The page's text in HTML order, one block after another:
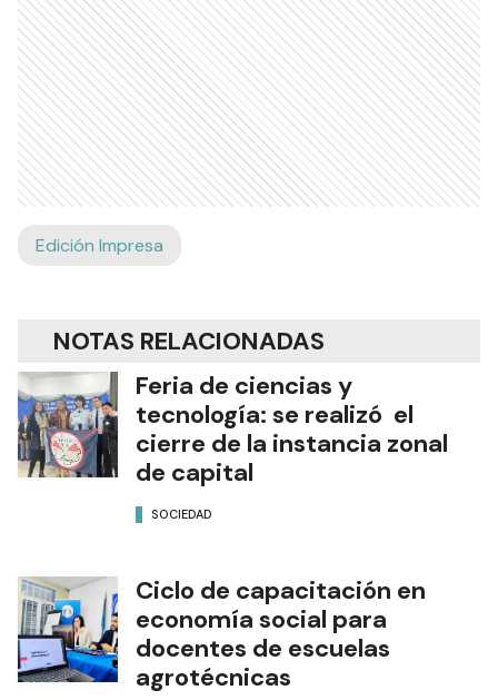
Edición Impresa
NOTAS RELACIONADAS
Feria de ciencias y
tecnología: se realizó el
cierre de la instancia zonal
de capital
SOCIEDAD
Ciclo de capacitación en
economía social para
docentes de escuelas
agrotécnicas